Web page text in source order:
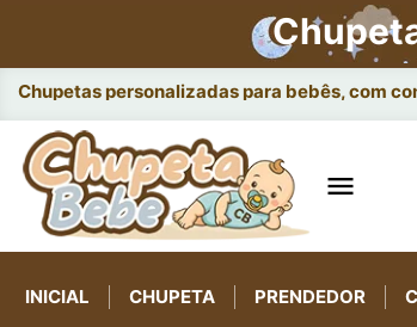
Chupetas personalizadas para bebês, com

INICIAL CHUPETA PRENDEDOR